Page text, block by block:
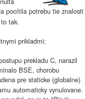
pocítila potrebu tie znalosti
tak.
prikladmi:
prekladu C, narazil
BSE, chorobu
pre staticke (globalne)
automaticky vynulovane.